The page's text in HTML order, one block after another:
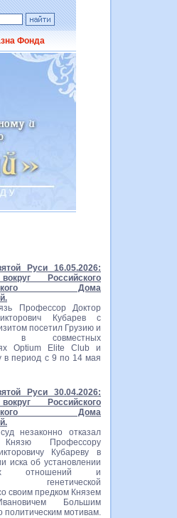
Фонда
Руси 16.05.2026:
Российского
Дома
Профессор Доктор
Кубарев с
посетил Грузию и
в совместных
Optium Elite Club и
в период с 9 по 14 мая
Руси 30.04.2026:
Российского
Дома
незаконно отказал
Князю Профессору
Кубареву в
иска об установлении
отношений и
генетической
своим предком Князем
Большим
политическим мотивам.